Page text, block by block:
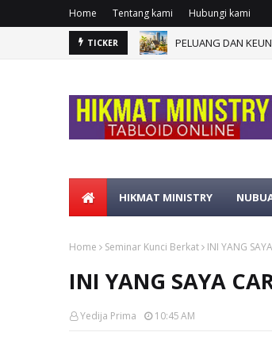
Home Tentang kami Hubungi kami
TICKER PELUANG DAN
HIKMAT MINISTRY
Home Seminar Kunci Berkat INI YANG
INI YANG SAYA
Yedija Prima 10:45 AM